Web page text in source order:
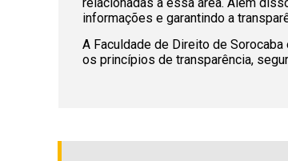
informações e garantindo a
A Faculdade de Direito de
os princípios de transparência,